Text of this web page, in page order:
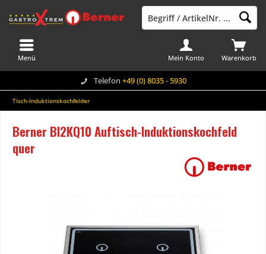
Telefon +49 (0) 8035 - 5930
Warenkorb
Mein Konto
Menü
Tisch-Induktionskochfelder
Berner BI2KQ10 Auftisch-Induktionskochfeld
quer